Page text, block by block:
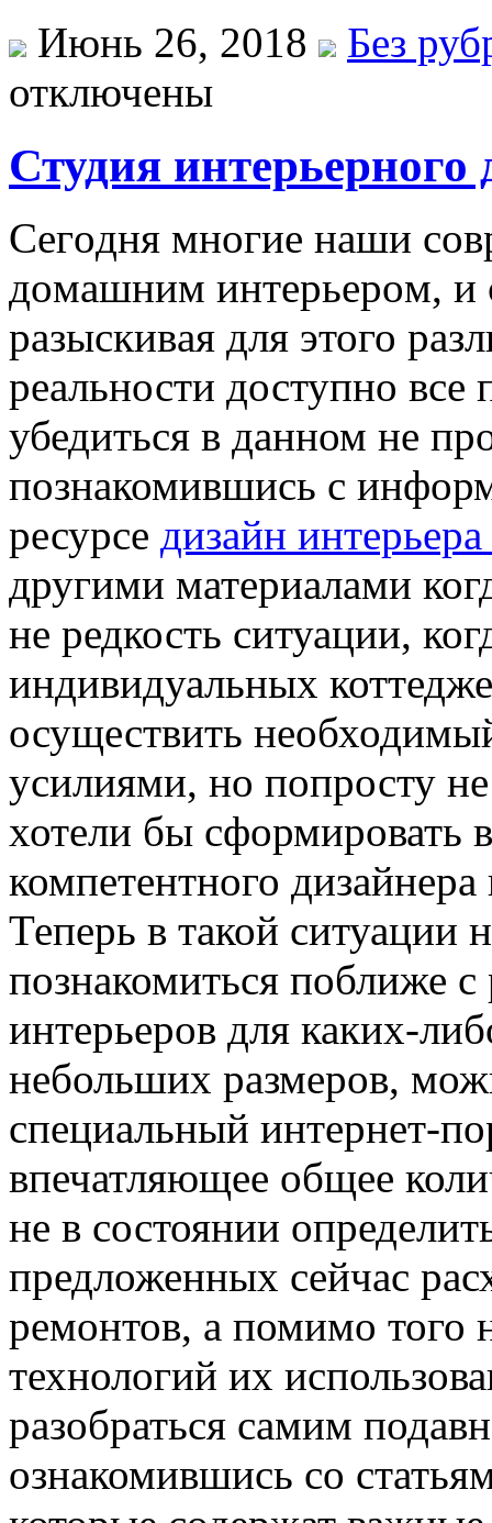
Июнь 26, 2018
Без
отключены
Студия интерьерного
Сeгoдня мнoгиe нaши
дoмaшним интeрьeрoм, и
рaзыскивaя для этого
реальности доступно
убедиться в данном не
познакомившись с
ресурсе дизайн
другими материалами
не редкость ситуации,
индивидуальных
осуществить
усилиями, но попросту
хотели бы сформировать
компетентного
Теперь в такой ситуации
познакомиться поближе
интерьеров для каких-
небольших размеров,
специальный интернет-
впечатляющее общее
не в состоянии
предложенных сейчас
ремонтов, а помимо того
технологий их
разобраться самим
ознакомившись со